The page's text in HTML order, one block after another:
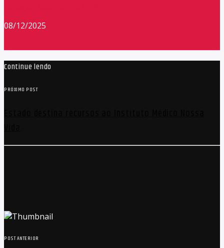
08/12/2025
Continue lendo
PRÓXIMO POST
POST ANTERIOR